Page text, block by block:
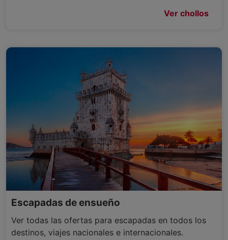
Ver chollos
Escapadas de ensueño
Ver todas las ofertas para escapadas en todos los
destinos, viajes nacionales e internacionales.